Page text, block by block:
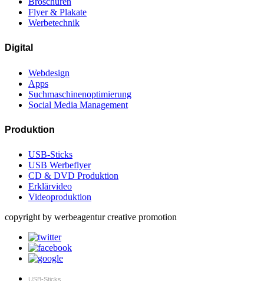
Flyer & Plakate
Werbetechnik
Digital
Webdesign
Apps
Suchmaschinenoptimierung
Social Media Management
Produktion
USB-Sticks
USB Werbeflyer
CD & DVD Produktion
Erklärvideo
Videoproduktion
copyright by werbeagentur creative promotion
USB-Sticks